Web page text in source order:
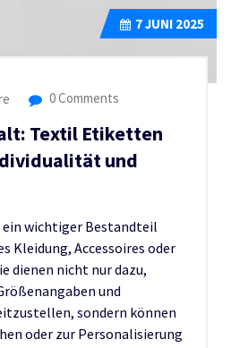
7JUNI 2025
0 Comments
Textil Etiketten
und
wichtiger Bestandteil
Kleidung, Accessoires oder
dienen nicht nur dazu,
und
sondern können
oder zur Personalisierung